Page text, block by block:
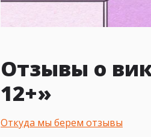
Отзывы о
12+»
Откуда мы берем отзывы